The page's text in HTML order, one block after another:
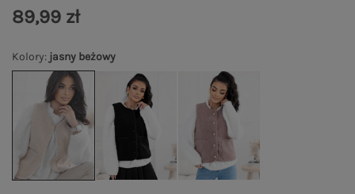
Kolory: jasny beżowy
89,99 zł